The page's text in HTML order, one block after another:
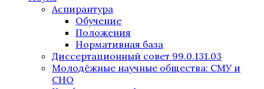
Аспирантура
Обучение
Положения
Нормативная база
Диссертационный совет 99.0.131.03
Молодёжные научные общества: СМУ и
СНО